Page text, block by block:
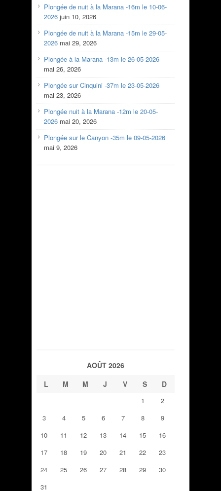
Plongée de nuit à la Marana -16m le 10-06-
2026 juin 10, 2026
Plongée de nuit à la Marana -15m le 29-05-
2026 mai 29, 2026
Plongée à la Marana -13m le 26-05-2026
mai 26, 2026
Plongée sur Cinquini -37m le 23-05-2026
mai 23, 2026
Plongée nuit à la Marana -12m le 20-05-
2026 mai 20, 2026
Plongée sur le Canyon -35m le 09-05-2026
mai 9, 2026
AOÛT 2026
L
M M J V S D
1
2
3
4 5 6 7 8
9
10
11 12 13 14 15
16
17
18 19 20 21 22
23
24
25 26 27 28 29
30
31